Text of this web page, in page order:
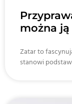
można
Zatar to
stanowi